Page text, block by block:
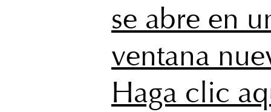
se abre en
ventana
Haga clic